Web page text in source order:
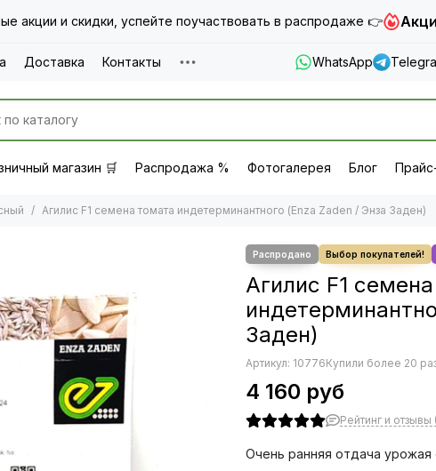
акции и скидки, успейте поучаствовать в распродаже 👉
Доставка Контакты WhatsApp
магазин 🛒 Распродажа % Фотогалерея Блог
Агилис F1 семена томата индетерминантного (Enza Zaden / Энза Заден)
Агилис F1
Заден)
Артикул: 10776Купили более 20
4 160 руб
Рейтинг и отзывы
Очень ранняя отдача урожая